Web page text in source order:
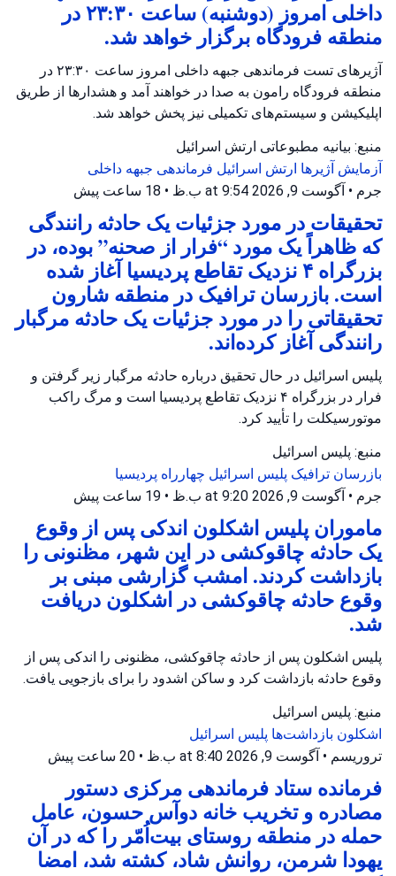
داخلی امروز (دوشنبه) ساعت ۲۳:۳۰ در
منطقه فرودگاه برگزار خواهد شد.
آژیرهای تست فرماندهی جبهه داخلی امروز ساعت ۲۳:۳۰ در
منطقه فرودگاه رامون به صدا در خواهند آمد و هشدارها از طریق
اپلیکیشن و سیستم‌های تکمیلی نیز پخش خواهد شد.
منبع: بیانیه مطبوعاتی ارتش اسرائیل
آزمایش آژیرها ارتش اسرائیل فرماندهی جبهه داخلی
جرم • آگوست 9, 2026 at 9:54 ب.ظ • 18 ساعت پیش
تحقیقات در مورد جزئیات یک حادثه رانندگی
که ظاهراً یک مورد “فرار از صحنه” بوده، در
بزرگراه ۴ نزدیک تقاطع پردیسیا آغاز شده
است. بازرسان ترافیک در منطقه شارون
تحقیقاتی را در مورد جزئیات یک حادثه مرگبار
رانندگی آغاز کرده‌اند.
پلیس اسرائیل در حال تحقیق درباره حادثه مرگبار زیر گرفتن و
فرار در بزرگراه ۴ نزدیک تقاطع پردیسیا است و مرگ راکب
موتورسیکلت را تأیید کرد.
منبع: پلیس اسرائیل
بازرسان ترافیک پلیس اسرائیل چهارراه پردیسیا
جرم • آگوست 9, 2026 at 9:20 ب.ظ • 19 ساعت پیش
ماموران پلیس اشکلون اندکی پس از وقوع
یک حادثه چاقوکشی در این شهر، مظنونی را
بازداشت کردند. امشب گزارشی مبنی بر
وقوع حادثه چاقوکشی در اشکلون دریافت
شد.
پلیس اشکلون پس از حادثه چاقوکشی، مظنونی را اندکی پس از
وقوع حادثه بازداشت کرد و ساکن اشدود را برای بازجویی یافت.
منبع: پلیس اسرائیل
اشکلون بازداشت‌ها پلیس اسرائیل
تروریسم • آگوست 9, 2026 at 8:40 ب.ظ • 20 ساعت پیش
فرمانده ستاد فرماندهی مرکزی دستور
مصادره و تخریب خانه دوآس حسون، عامل
حمله در منطقه روستای بیت‌اُمّر را که در آن
یهودا شرمن، روانش شاد، کشته شد، امضا